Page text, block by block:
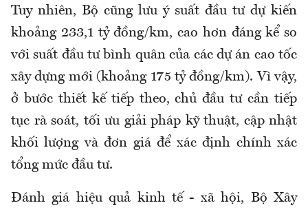
Tuy nhiên, Bộ cũng lưu ý suất đầu tư dự kiến
khoảng 233,1 tỷ đồng/km, cao hơn đáng kể so
với suất đầu tư bình quân của các dự án cao tốc
xây dựng mới (khoảng 175 tỷ đồng/km). Vì vậy,
ở bước thiết kế tiếp theo, chủ đầu tư cần tiếp
tục rà soát, tối ưu giải pháp kỹ thuật, cập nhật
khối lượng và đơn giá để xác định chính xác
tổng mức đầu tư.
Đánh giá hiệu quả kinh tế - xã hội, Bộ Xây